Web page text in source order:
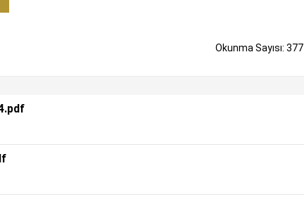
Okunma Sayısı: 377